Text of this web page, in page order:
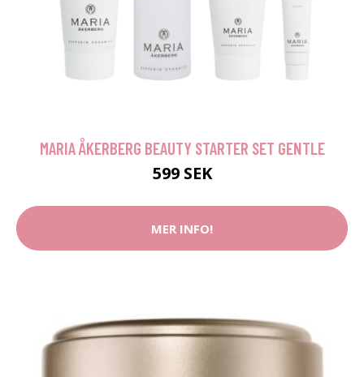
MARIA ÅKERBERG BEAUTY STARTER SET GENTLE
599 SEK
MER INFO!